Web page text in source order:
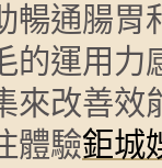
暢通腸胃
的運用力
來改善效
體驗鉅城